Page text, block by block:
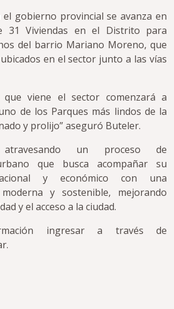
gobierno provincial se avanza en
31 Viviendas en el Distrito para
del barrio Mariano Moreno, que
en el sector junto a las vías
viene el sector comenzará a
de los Parques más lindos de la
y prolijo” aseguró Buteler.
un proceso de
que busca acompañar su
y económico con una
y sostenible, mejorando
y el acceso a la ciudad.
ingresar a través de